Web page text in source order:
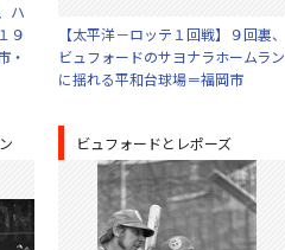
ハ
９
・
【太平洋－ロッテ１回戦】９回裏、
ビュフォードのサヨナラホームラン
に揺れる平和台球場＝福岡市
ビュフォードとレポーズ